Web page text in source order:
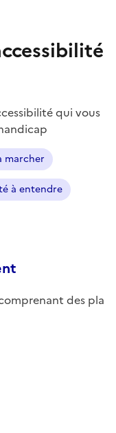
qui vous
marcher
à entendre
des pla